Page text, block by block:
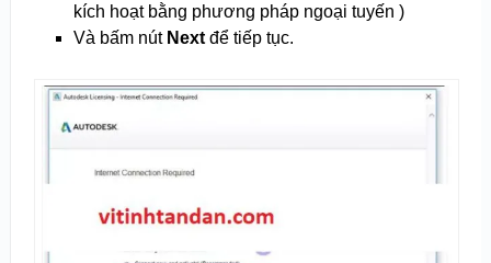
kích hoạt bằng phương pháp ngoại tuyến )
Và bấm nút Nextđể tiếp tục.